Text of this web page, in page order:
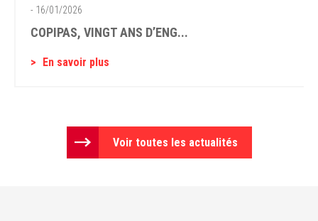
- 16/01/2026
COPIPAS, VINGT ANS D’ENG...
En savoir plus
Voir toutes les actualités